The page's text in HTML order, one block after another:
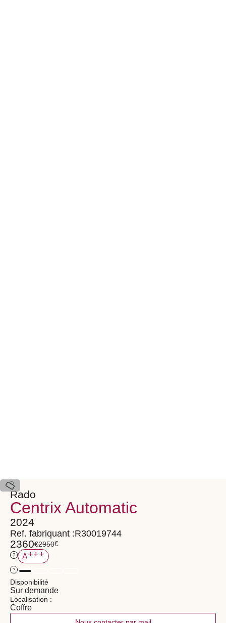
Rado
Centrix Automatic
2024
Ref. fabriquant :R30019744
2360€2950€
? A+++
?
Disponibilité
Sur demande
Localisation :
Coffre